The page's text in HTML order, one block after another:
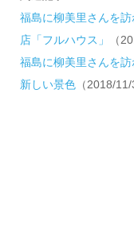
福島に柳美里さんを
店「フルハウス」
（
福島に柳美里さんを
新しい景色（2018/11/